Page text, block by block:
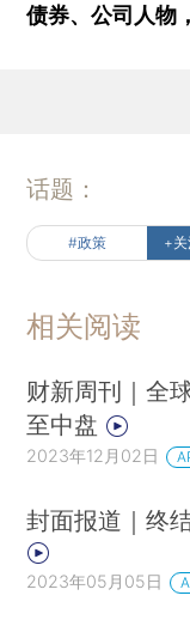
债券、公司人物
话题：
#政策 +关
相关阅读
财新周刊｜全
至中盘
2023年12月02日
封面报道｜终
2023年05月05日